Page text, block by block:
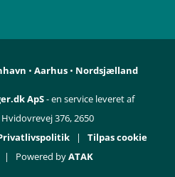
• Aarhus• Nordsjælland
ApS- en service leveret af
376, 2650
| Tilpas cookie
Powered byATAK